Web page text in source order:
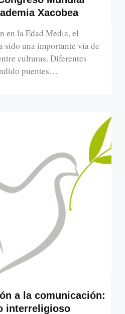
Xacobea
en la Edad Media, el
sido una importante vía de
culturas. Diferentes
puentes…
a la comunicación:
interreligioso